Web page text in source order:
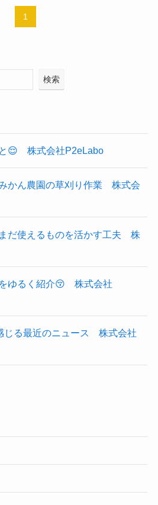
1
検索
😌 株式会社P2eLabo
かん農園の草刈り作業 株式会
だ使えるものを活かす工夫 株
ゆるく紹介😚 株式会社
じる最近のニュース 株式会社